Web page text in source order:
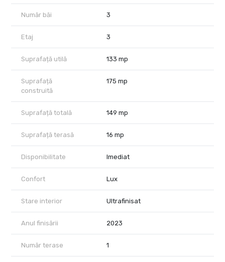
Localizarea oferă acces rapid către plajă, restaurante, beach
del Mar.
Prețul de vânzare este de 650.000 EUR + TVA. În preț este inclus
un loc de parcare subteran. Comision 0% pentru cumpărător.
Pentru detalii suplimentare sau pentru programarea unei
Număr băi 3
Etaj 3
Suprafață utilă 133 mp
Suprafață
construită
175 mp
Suprafață totală 149 mp
Suprafață terasă 16 mp
Disponibilitate Imediat
Confort Lux
Stare interior Ultrafinisat
Anul finisării 2023
Număr terase 1